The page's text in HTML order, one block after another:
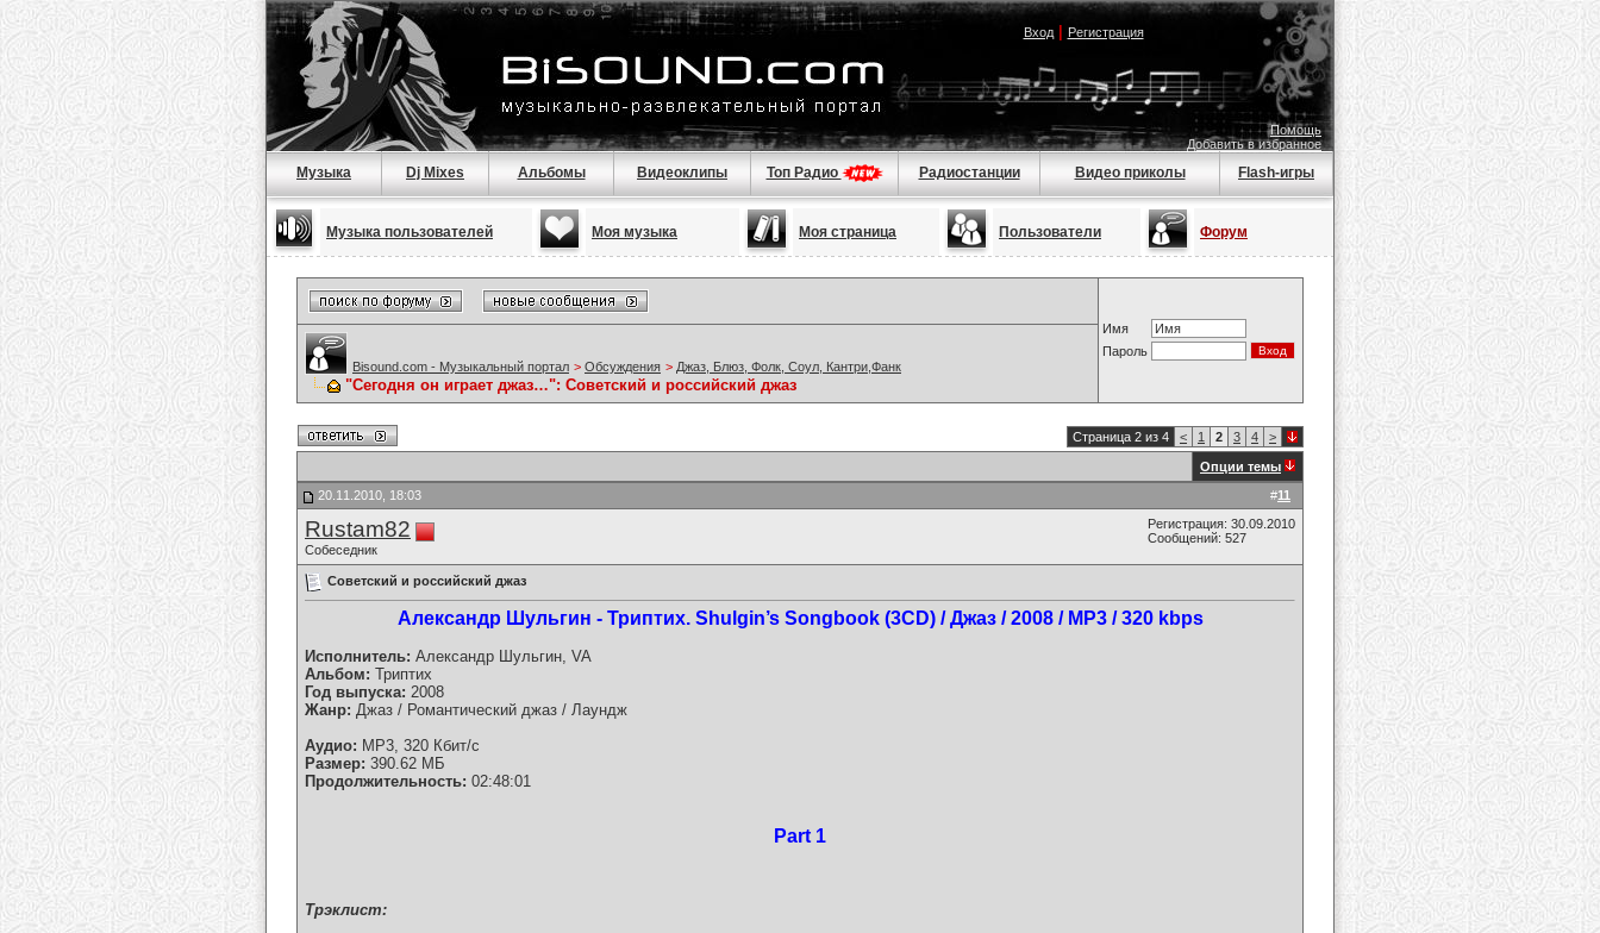
Вход| Регистрация
Помощь
Добавить в избранное
Музыка Dj Mixes Альбомы Видеоклипы Топ Радио Радиостанции Видео приколы Flash-игры
Музыка пользователей Моя музыка Моя страница Пользователи Форум
Имя
Пароль
Bisound.com - Музыкальный портал > Обсуждения > Джаз, Блюз, Фолк, Соул, Кантри,Фанк
"Сегодня он играет джаз…": Советский и российский джаз
Страница 2 из 4 < 1 2 3 4 >
Опции темы
#11
20.11.2010, 18:03
Rustam82
Собеседник
Регистрация: 30.09.2010
Сообщений: 527
Советский и российский джаз
Александр Шульгин - Триптих. Shulgin’s Songbook (3CD) / Джаз / 2008 / MP3 / 320 kbps
Исполнитель: Александр Шульгин, VA
Альбом: Триптих
Год выпуска: 2008
Жанр: Джаз / Романтический джаз / Лаундж
Аудио: MP3, 320 Кбит/с
Размер: 390.62 МБ
Продолжительность: 02:48:01
Part 1
Трэклист: